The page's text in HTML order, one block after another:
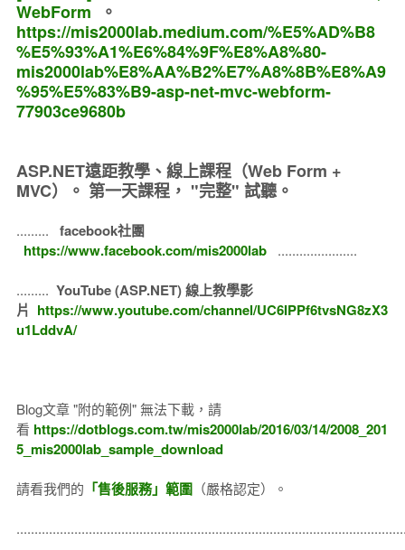
WebForm 。
https://mis2000lab.medium.com/%E5%AD%B8
%E5%93%A1%E6%84%9F%E8%A8%80-
mis2000lab%E8%AA%B2%E7%A8%8B%E8%A9
%95%E5%83%B9-asp-net-mvc-webform-
77903ce9680b
ASP.NET遠距教學、線上課程（Web Form +
MVC）。 第一天課程， "完整" 試聽。
.........
facebook社團
https://www.facebook.com/mis2000lab
......................
......... YouTube (ASP.NET) 線上教學影
片 https://www.youtube.com/channel/UC6IPPf6tvsNG8zX3
u1LddvA/
Blog文章 "附的範例" 無法下載，請
看 https://dotblogs.com.tw/mis2000lab/2016/03/14/2008_201
5_mis2000lab_sample_download
請看我們的 「售後服務」範圍（嚴格認定）。